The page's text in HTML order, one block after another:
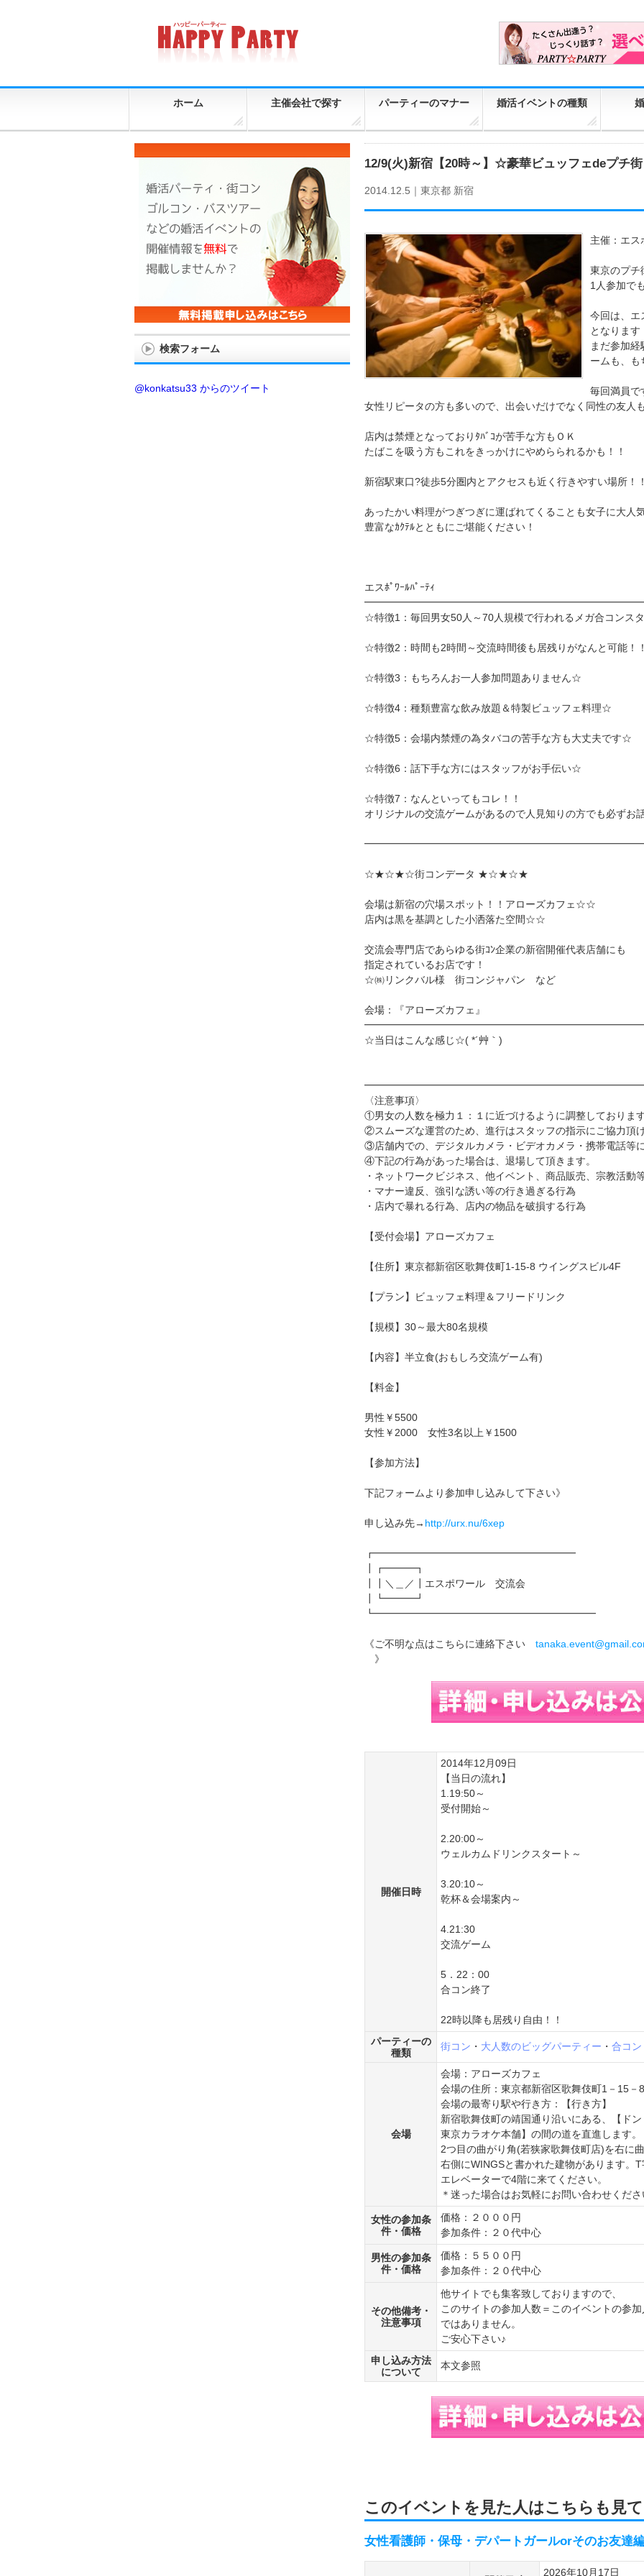
ホーム 主催会社で探す パーティーのマナー 婚活イベントの種類
12/9(火)新宿【20時～】☆豪華ビュッフェdeプチ
2014.12.5｜ 東京都 新宿
主催：エ
東京のプ
1人参加で
今回は、エ
となります
まだ参加
ームも、
毎回満員で
女性リピータの方も多いので、出会いだけでなく同性の友人
店内は禁煙となっておりﾀﾊﾞｺが苦手な方もＯＫ
たばこを吸う方もこれをきっかけにやめらられるかも！！
新宿駅東口?徒歩5分圏内とアクセスも近く行きやすい場所！
あったかい料理がつぎつぎに運ばれてくることも女子に大人
豊富なｶｸﾃﾙとともにご堪能ください！
エスﾎﾟﾜｰﾙﾊﾟｰﾃｨ
☆特徴1：毎回男女50人～70人規模で行われるメガ合コンス
☆特徴2：時間も2時間～交流時間後も居残りがなんと可能！
☆特徴3：もちろんお一人参加問題ありません☆
☆特徴4：種類豊富な飲み放題＆特製ビュッフェ料理☆
☆特徴5：会場内禁煙の為タバコの苦手な方も大丈夫です☆
☆特徴6：話下手な方にはスタッフがお手伝い☆
☆特徴7：なんといってもコレ！！
オリジナルの交流ゲームがあるので人見知りの方でも必ずお
☆★☆★☆街コンデータ ★☆★☆★
会場は新宿の穴場スポット！！アローズカフェ☆☆
店内は黒を基調とした小洒落た空間☆☆
交流会専門店であらゆる街ｺﾝ企業の新宿開催代表店舗にも
指定されているお店です！
☆㈱リンクバル様 街コンジャパン など
会場：『アローズカフェ』
☆当日はこんな感じ☆( *´艸｀)
〈注意事項〉
①男女の人数を極力１：１に近づけるように調整しておりま
②スムーズな運営のため、進行はスタッフの指示にご協力頂
③店舗内での、デジタルカメラ・ビデオカメラ・携帯電話等
④下記の行為があった場合は、退場して頂きます。
・ネットワークビジネス、他イベント、商品販売、宗教活動
・マナー違反、強引な誘い等の行き過ぎる行為
・店内で暴れる行為、店内の物品を破損する行為
【受付会場】アローズカフェ
【住所】東京都新宿区歌舞伎町1-15-8 ウイングスビル4F
【プラン】ビュッフェ料理＆フリードリンク
【規模】30～最大80名規模
【内容】半立食(おもしろ交流ゲーム有)
【料金】
男性￥5500
女性￥2000 女性3名以上￥1500
【参加方法】
下記フォームより参加申し込みして下さい》
申し込み先→ http://urx.nu/6xep
┏━━━━━━━━━━━━━━━━━━━━
┃┏━━━┓
┃┃＼＿／┃エスポワール 交流会
┃┗━━━┛
┗━━━━━━━━━━━━━━━━━━━━━━
《ご不明な点はこちらに連絡下さい
》
開催日時
2014年12月09日
【当日の流れ】
1.19:50～
受付開始～
2.20:00～
ウェルカムドリンクスタート～
3.20:10～
乾杯＆会場案内～
4.21:30
交流ゲーム
5．22：00
合コン終了
22時以降も居残り自由！！
パーティーの
種類
街コン ・ 大人数のビッグパーティー ・ 合コン
会場
会場：アローズカフェ
会場の住所：東京都新宿区歌舞伎町1－15
会場の最寄り駅や行き方：【行き方】
新宿歌舞伎町の靖国通り沿いにある、【ド
東京カラオケ本舗】の間の道を直進します。
2つ目の曲がり角(若狭家歌舞伎町店)を右に
右側にWINGSと書かれた建物があります。
エレベーターで4階に来てください。
＊迷った場合はお気軽にお問い合わせくださ
女性の参加条
件・価格
価格：２０００円
参加条件：２０代中心
男性の参加条
件・価格
価格：５５００円
参加条件：２０代中心
その他備考・
注意事項
他サイトでも集客致しておりますので、
このサイトの参加人数＝このイベントの参
ではありません。
ご安心下さい♪
申し込み方法
について
本文参照
このイベントを見た人はこちらも見
女性看護師・保母・デパートガールorそのお友達
2026年10月17日
検索フォーム
@konkatsu33 からのツイート